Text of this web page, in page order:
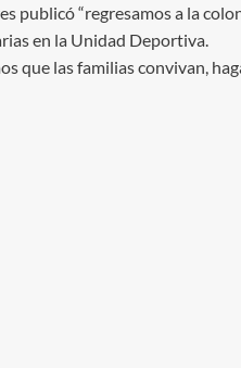
publicó “regresamos a la
en la Unidad Deportiva.
que las familias convivan,